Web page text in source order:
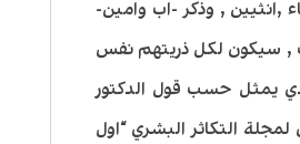
,انثيين , وذكر -اب وامين-
, سيكون لكل ذريتهم نفس
يمثل حسب قول الدكتور
التكاثر البشري “اول